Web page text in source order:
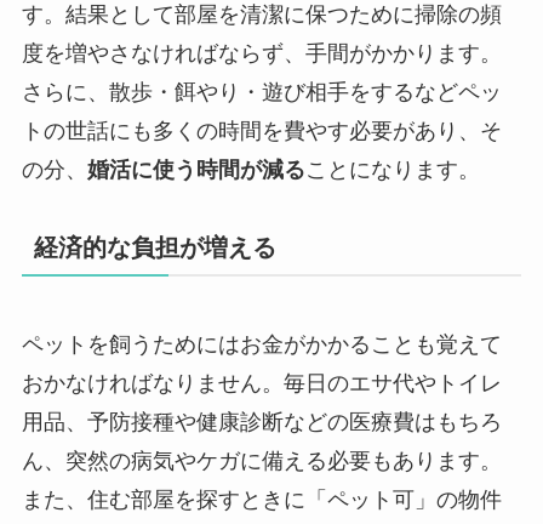
す。結果として部屋を清潔に保つために掃除の頻
度を増やさなければならず、手間がかかります。
さらに、散歩・餌やり・遊び相手をするなどペッ
トの世話にも多くの時間を費やす必要があり、そ
の分、 婚活に使う時間が減ることになります。
経済的な負担が増える
ペットを飼うためにはお金がかかることも覚えて
おかなければなりません。毎日のエサ代やトイレ
用品、予防接種や健康診断などの医療費はもちろ
ん、突然の病気やケガに備える必要もあります。
また、住む部屋を探すときに「ペット可」の物件